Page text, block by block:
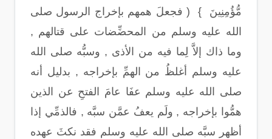
مُّؤُمِنِينَ } ( فجعلَ همهم بإخراج الرسول صلى
الله عليه وسلم من المحضِّضات على قتالهم ,
وما ذاك إلاَّ لِما فيه من الأذى , وسبُّه صلى الله
عليه وسلم أغلظُ من الهمِّ بإخراجه , بدليل أنه
صلى الله عليه وسلم عفَا عامَ الفتحِ عن الذين
همُّوا بإخراجه , ولَم يعفُ عمَّن سبَّه , فالذمِّي إذا
أظهر سبَّه صلى الله عليه وسلم فقد نكثَ عهده